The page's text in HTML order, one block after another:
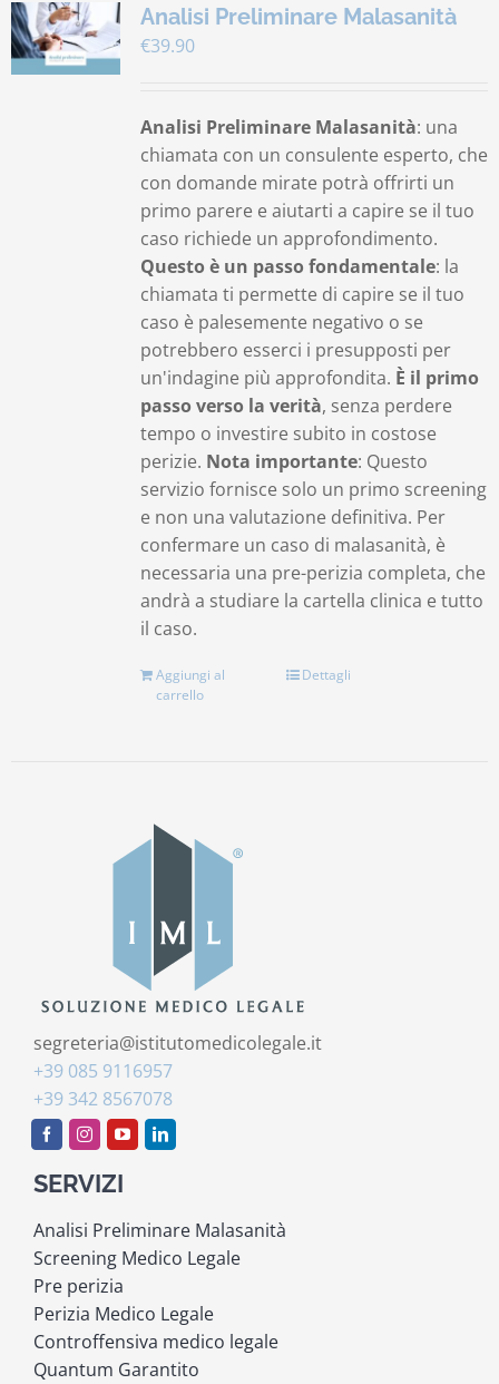
Analisi Preliminare Malasanità
€39.90
Analisi Preliminare Malasanità: una
chiamata con un consulente esperto, che
con domande mirate potrà offrirti un
primo parere e aiutarti a capire se il tuo
caso richiede un approfondimento.
Questo è un passo fondamentale: la
chiamata ti permette di capire se il tuo
caso è palesemente negativo o se
potrebbero esserci i presupposti per
un'indagine più approfondita. È il primo
passo verso la verità, senza perdere
tempo o investire subito in costose
perizie. Nota importante: Questo
servizio fornisce solo un primo screening
e non una valutazione definitiva. Per
confermare un caso di malasanità, è
necessaria una pre-perizia completa, che
andrà a studiare la cartella clinica e tutto
il caso.
Aggiungi al
carrello
Dettagli
segreteria@istitutomedicolegale.it
+39 085 9116957
+39 342 8567078
SERVIZI
Analisi Preliminare Malasanità
Screening Medico Legale
Pre perizia
Perizia Medico Legale
Controffensiva medico legale
Quantum Garantito